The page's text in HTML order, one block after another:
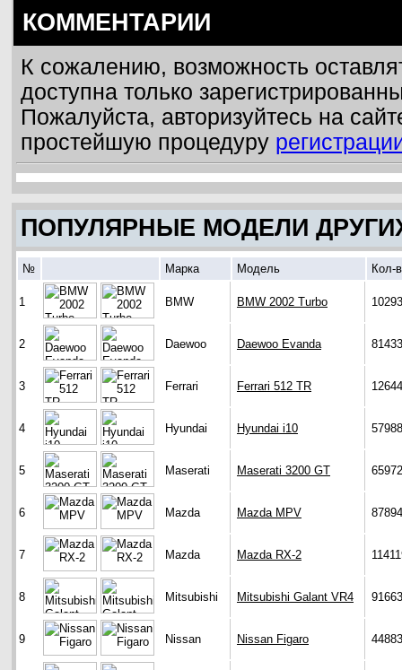
КОММЕНТАРИИ
К сожалению, возможность
доступна только
Пожалуйста, авторизуйтесь на
простейшую процедуру
ПОПУЛЯРНЫЕ МОДЕЛИ
№ Марка Модель Кол-
1 BMW BMW 2002 Turbo
2 Daewoo Daewoo Evanda 81433
3 Ferrari Ferrari 512 TR 12644
4 Hyundai Hyundai i10 57988
5 Maserati Maserati 3200 GT 65972
6 Mazda Mazda MPV 87894
7 Mazda Mazda RX-2
8 Mitsubishi Mitsubishi Galant VR4 91663
9 Nissan Nissan Figaro 44883